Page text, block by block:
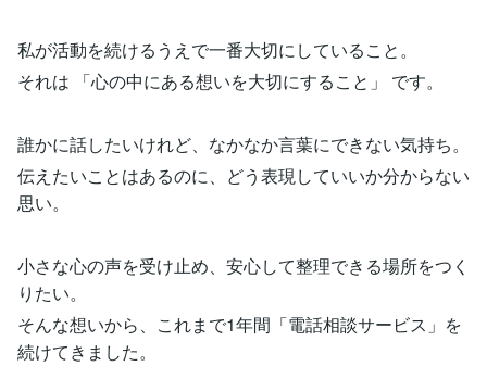
私が活動を続けるうえで一番大切にしていること。
それは 「心の中にある想いを大切にすること」 です。
誰かに話したいけれど、なかなか言葉にできない気持ち。
伝えたいことはあるのに、どう表現していいか分からない
思い。
小さな心の声を受け止め、安心して整理できる場所をつく
りたい。
そんな想いから、これまで1年間「電話相談サービス」を
続けてきました。